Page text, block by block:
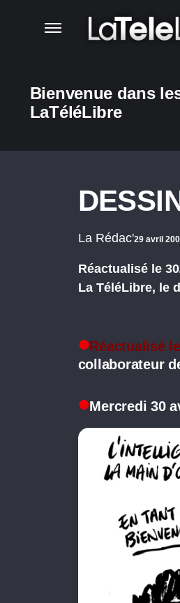
Bienvenue dans
LaTéléLibre
La Rédac'29 avril
Réactualisé le
La TéléLibre, le
Réactualisé
collaborateur
Mercredi 30